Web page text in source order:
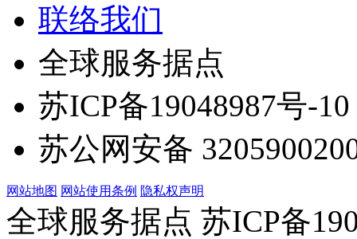
联络我们
全球服务据点
苏ICP备19048987号-10
苏公网安备
网站地图 网站使用条例 隐私权声明
全球服务据点 苏ICP备